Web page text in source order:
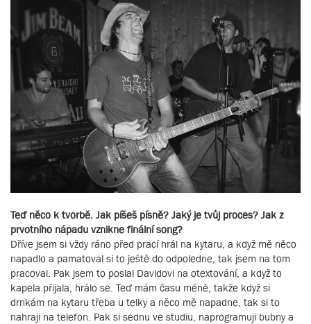
Teď něco k tvorbě. Jak píšeš písně? Jaký je tvůj proces? Jak z
prvotního nápadu vznikne finální song?
Dříve jsem si vždy ráno před prací hrál na kytaru, a když mě něco
napadlo a pamatoval si to ještě do odpoledne, tak jsem na tom
pracoval. Pak jsem to poslal Davidovi na otextování, a když to
kapela přijala, hrálo se. Teď mám času méně, takže když si
drnkám na kytaru třeba u telky a něco mě napadne, tak si to
nahraji na telefon. Pak si sednu ve studiu, naprogramuji bubny a